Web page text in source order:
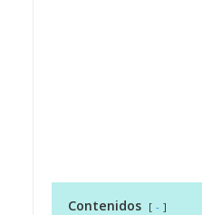
Contenidos
-